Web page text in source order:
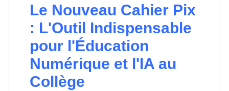
Le Nouveau Cahier Pix
: L'Outil Indispensable
pour l'Éducation
Numérique et l'IA au
Collège